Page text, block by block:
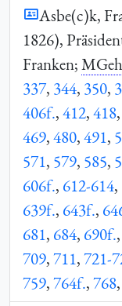
Asbe(c)k,
1826),
Franken;
337, 344, 350,
406f.,412,418,
469,480,491,
571, 579, 585,
606f., 612-614,
639f., 643f.,
681, 684, 690f.,
709,711,721-
759,764f.,768,